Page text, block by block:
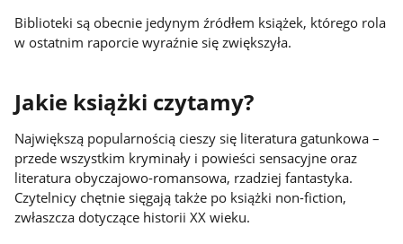
Biblioteki są obecnie jedynym źródłem książek, którego rola
w ostatnim raporcie wyraźnie się zwiększyła.
Jakie książki czytamy?
Największą popularnością cieszy się literatura gatunkowa –
przede wszystkim kryminały i powieści sensacyjne oraz
literatura obyczajowo-romansowa, rzadziej fantastyka.
Czytelnicy chętnie sięgają także po książki non-fiction,
zwłaszcza dotyczące historii XX wieku.